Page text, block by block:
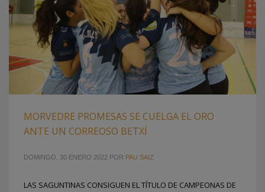
MORVEDRE PROMESAS SE CUELGA EL ORO
ANTE UN CORREOSO BETXÍ
DOMINGO, 30 ENERO 2022 POR PAU SAIZ
LAS SAGUNTINAS CONSIGUEN EL TÍTULO DE CAMPEONAS DE